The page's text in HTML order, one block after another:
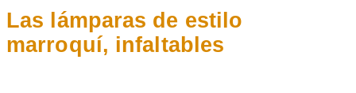
Las lámparas de estilo
marroquí, infaltables